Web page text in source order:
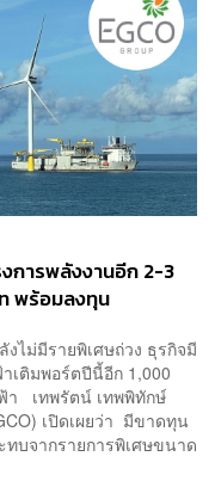
งการพลังงานอีก 2-3
พร้อมลงทุน
ไม่มีรายพิเศษถ่วง ธุรกิจมี
เติมพอร์ตปีนี้อีก 1,000
า เทพรัตน์ เทพพิทักษ์
เปิดเผยว่า มีขาดทุน
บจากรายการพิเศษขนาด